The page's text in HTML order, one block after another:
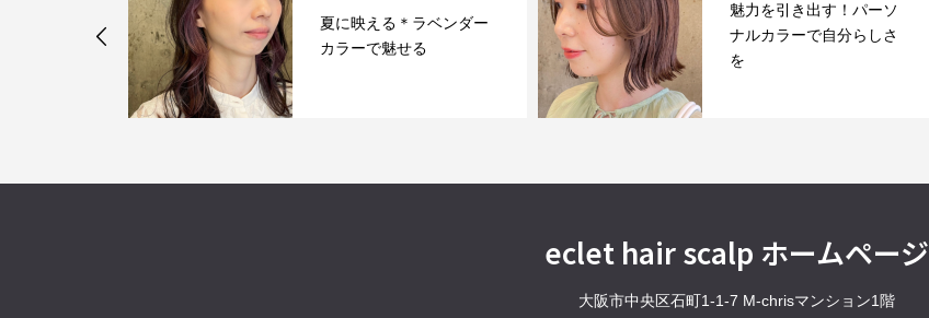
夏に映える＊ラベンダー
カラーで魅せる
魅力を引き出す！パーソ
ナルカラーで自分らしさ
を
eclet hair scalp ホームページ
大阪市中央区石町1-1-7 M-chrisマンション1階